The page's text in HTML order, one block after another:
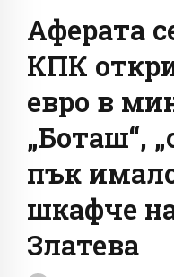
Аферата
КПК
евро в
„Боташ“,
пък
шкафче
Златева